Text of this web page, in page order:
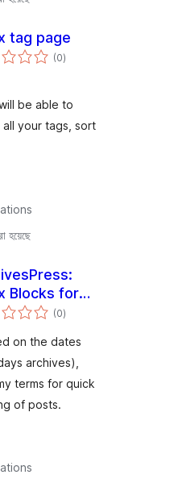
tag page
(0total
ratings
)
be able to
your tags, sort
হয়েছে
Blocks for
(0total
ratings
)
on the dates
archives),
terms for quick
of posts.